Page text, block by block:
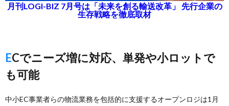
月刊LOGI-BIZ 7月号は「未来を創る輸送改革」 先行企業の
生存戦略を徹底取材
ECでニーズ増に対応、単発や小ロットで
も可能
中小EC事業者らの物流業務を包括的に支援するオープンロジは1月